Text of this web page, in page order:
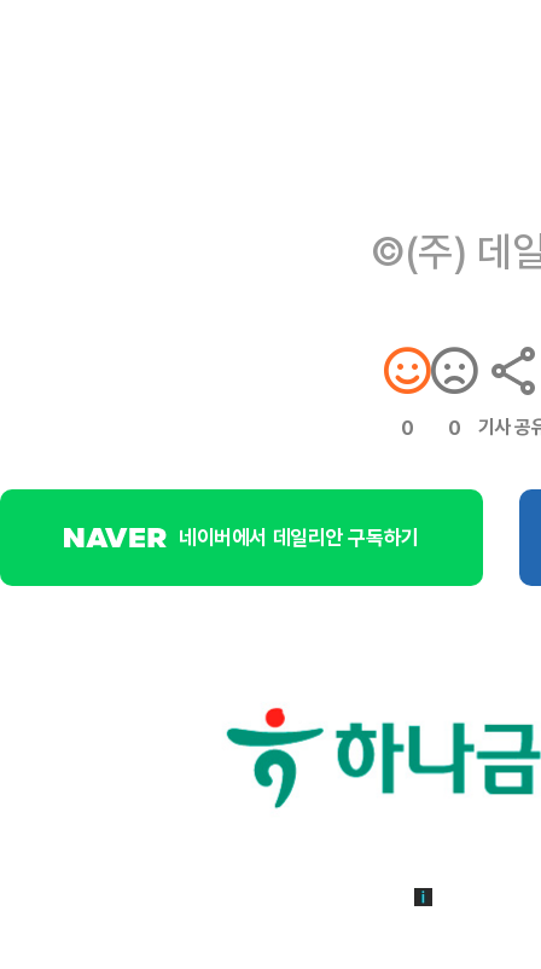
©(주) 데
0 0 기사 공
네이버에서 데일리안 구독하기